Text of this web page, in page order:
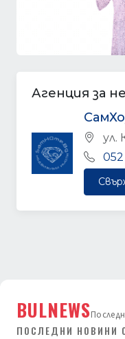
Агенция за
ул.
052
BULNEWS
ПОСЛЕДНИ НОВИНИ